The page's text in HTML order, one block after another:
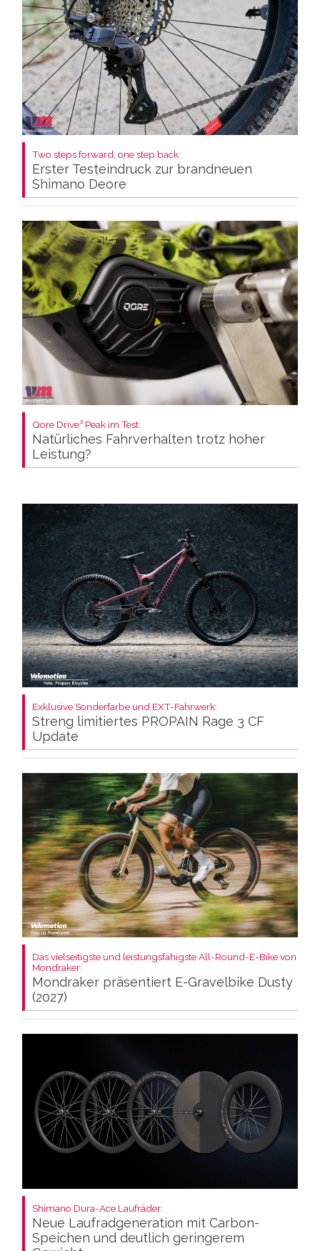
Two steps forward, one step back:
Erster Testeindruck zur brandneuen
Shimano Deore
Qore Drive³ Peak im Test:
Natürliches Fahrverhalten trotz hoher
Leistung?
Exklusive Sonderfarbe und EXT-Fahrwerk:
Streng limitiertes PROPAIN Rage 3 CF
Update
Das vielseitigste und leistungsfähigste All-Round-E-Bike von
Mondraker:
Mondraker präsentiert E-Gravelbike Dusty
(2027)
Shimano Dura-Ace Laufräder:
Neue Laufradgeneration mit Carbon-
Speichen und deutlich geringerem